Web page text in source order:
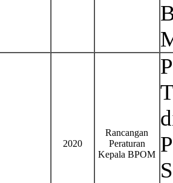
2020
Rancangan
Peraturan
Kepala BPOM